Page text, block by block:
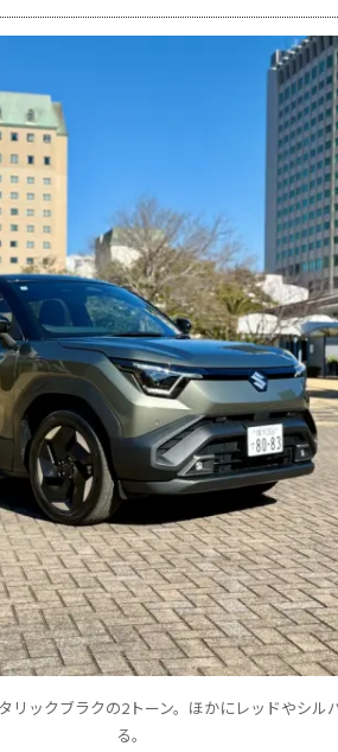
リックブラクの2トーン。ほかにレッドやシル
る。